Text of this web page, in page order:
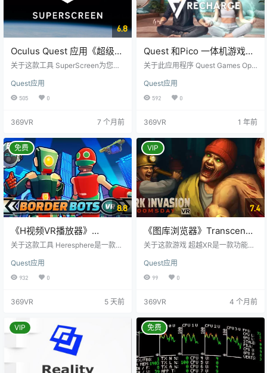
6.8
Oculus Quest 应用《超级屏
幕》SuperScreen
关于这款工具 SuperScreen为您提
用虚拟现实技术在VR环境中创建电
影院和教室等虚拟场景，为用户带
度、360度等多种视频格式，并能播
极致的视觉享受。此外，您还可以
方便地在同一局域网内共享计算机
上的媒体文件到您的VR设备上。目
前，SuperScreen支持播放所有主…
Quest应用
505 0
369VR 7 个月前
Quest 和Pico 一体机游戏优
化器《Quest Games
关于此应用程序 Quest Games Opti
e上的游戏优化程序，允许直接启用
超级采样，以建议更清晰的游戏质
化了230个），您还可以通过修改刷
级别以及固定中心凹度等参数，通
过用户友好的界面创建自己的配置
文件。 所有配置文件都经过测试，
…
Quest应用
592 0
369VR 1 年前
免费
8.8
《H视频VR播放器》
HereSphere VR Video
关于这款工具 Heresphere是一款先
视频的沉浸感和清晰度。 自动对焦
算法使用实时深度估计来调整投
物体离摄像机太近时，是否注意到
这个问题！ Heresphere的完整投影
系统允许精确投影等角度视频、鱼
眼、立方体映射和等角度立方体映
射。它通过数十个镜头预设消除了
Quest应用
932 0
369VR 5 天前
VIP
7.4
《图库浏览器》Transcend
XR
关于这款游戏 超越XR是一款功能齐
内容直接从超越XR浏览器拉到Meta
verse。 我们看到了一个未来，屏幕
虚拟物体填充房间，单个空间提供
无需PC。 从任何网站提取图像并将
其放置在真实的物理世界中。 拍摄
云的照片。 创建情绪板。 用从地板
到天花板的海报和贴纸覆盖你的房
间。…
Quest应用
99 0
369VR 4 个月前
VIP 免费